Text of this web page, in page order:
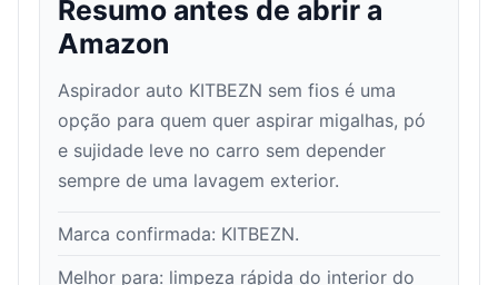
Resumo antes de abrir a
Amazon
Aspirador auto KITBEZN sem fios é uma
opção para quem quer aspirar migalhas, pó
e sujidade leve no carro sem depender
sempre de uma lavagem exterior.
Marca confirmada: KITBEZN.
Melhor para: limpeza rápida do interior do